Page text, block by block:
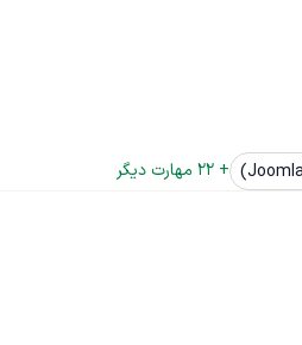
+
22 مهارت دیگر